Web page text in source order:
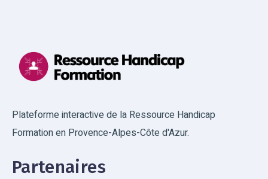
Plateforme interactive de la Ressource Handicap
Formation en Provence-Alpes-Côte d'Azur.
Partenaires